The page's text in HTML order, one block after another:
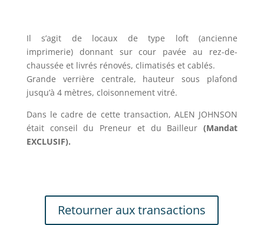
Il s’agit de locaux de type loft (ancienne
imprimerie) donnant sur cour pavée au rez-de-
chaussée et livrés rénovés, climatisés et cablés.
Grande verrière centrale, hauteur sous plafond
jusqu’à 4 mètres, cloisonnement vitré.
Dans le cadre de cette transaction, ALEN JOHNSON
était conseil du Preneur et du Bailleur(Mandat
EXCLUSIF).
Retourner aux transactions